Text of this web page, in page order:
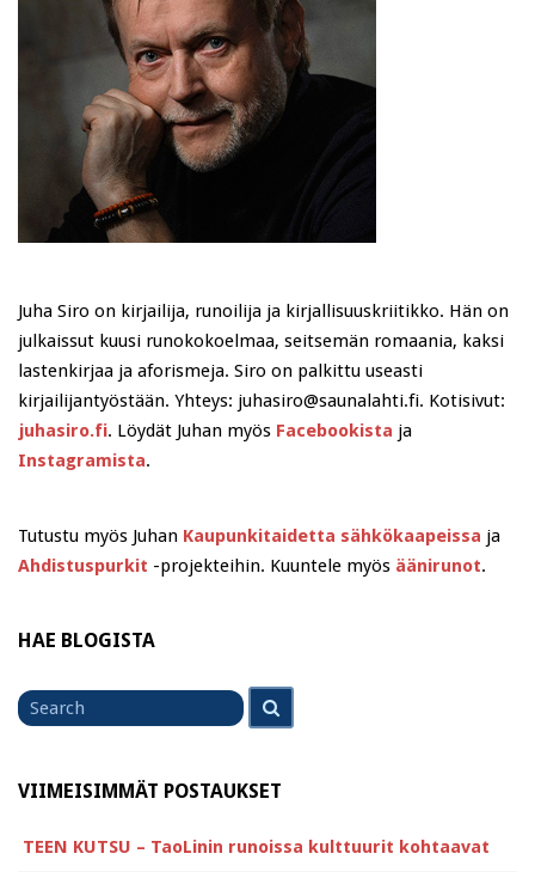
Juha Siro on kirjailija, runoilija ja kirjallisuuskriitikko. Hän on
julkaissut kuusi runokokoelmaa, seitsemän romaania, kaksi
lastenkirjaa ja aforismeja. Siro on palkittu useasti
kirjailijantyöstään. Yhteys: juhasiro@saunalahti.fi. Kotisivut:
juhasiro.fi. Löydät Juhan myös Facebookista ja
Instagramista.
Tutustu myös Juhan Kaupunkitaidetta sähkökaapeissa ja
Ahdistuspurkit -projekteihin. Kuuntele myös äänirunot.
HAE BLOGISTA
Search
for
VIIMEISIMMÄT POSTAUKSET
TEEN KUTSU – TaoLinin runoissa kulttuurit kohtaavat